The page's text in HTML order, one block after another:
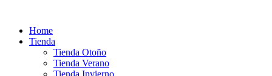
contenidoHome
Tienda
Tienda Otoño
Tienda Verano
Tienda Invierno